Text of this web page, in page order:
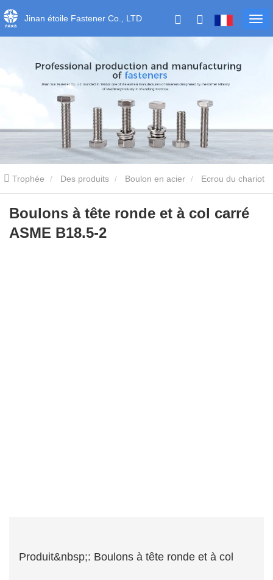
Jinan étoile Fastener Co., LTD
Trophée Des produits Boulon en acier Ecrou du chariot
Boulons à tête ronde et à col carré ASME B18.5-2
Boulons à tête ronde et à col carré
ASME B18.5-2
Produit&nbsp;: Boulons à tête ronde et à col